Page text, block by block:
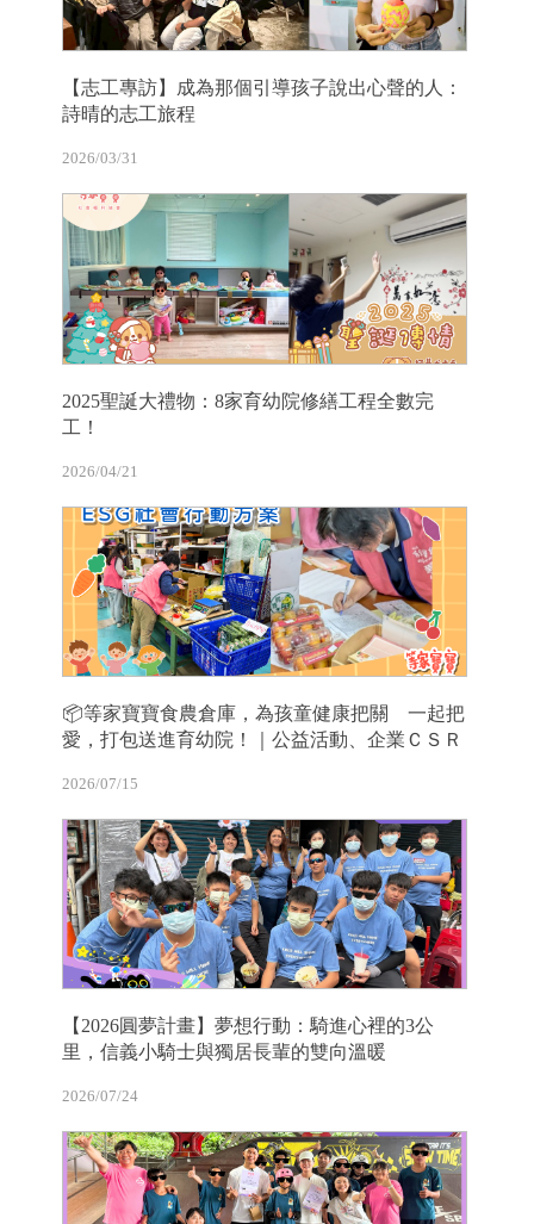
【志工專訪】成為那個引導孩子說出心聲的人：
詩晴的志工旅程
2026/03/31
2025聖誕大禮物：8家育幼院修繕工程全數完
工！
2026/04/21
📦等家寶寶食農倉庫，為孩童健康把關 一起把
愛，打包送進育幼院！｜公益活動、企業ＣＳＲ
2026/07/15
【2026圓夢計畫】夢想行動：騎進心裡的3公
里，信義小騎士與獨居長輩的雙向溫暖
2026/07/24